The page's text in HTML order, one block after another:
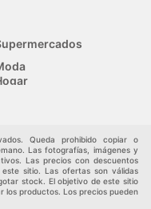
Queda prohibido copiar o
Las fotografías, imágenes y
Las precios con descuentos
sitio. Las ofertas son válidas
stock. El objetivo de este sitio
los productos. Los precios pueden